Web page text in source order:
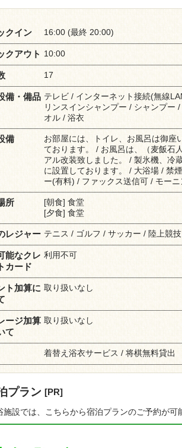
クイン 16:00 (最終 20:00)
クアウト 10:00
17
備・備品 テレビ / インターネット接続(無線
リンスインシャンプー / シャンプー
オル / 浴衣
備
お部屋には、トイレ、お風呂は御座
ております。 / お風呂は、（麦飯石
アル改装致しました。 / 製氷機、冷
に設置しております。 / 大浴場 / 禁
ー(有料) / ファックス送信可 / モー
所
[朝食] 食堂
[夕食] 食堂
レジャー テニス / ゴルフ / サッカー / 陸上競
能なクレ
カード
利用不可
ト加算に 取り扱いなし
ージ加算
て
取り扱いなし
着替え浴衣サービス / 将棋無料貸出
プラン [PR]
施設では、こちらから宿泊プランのご予約が可